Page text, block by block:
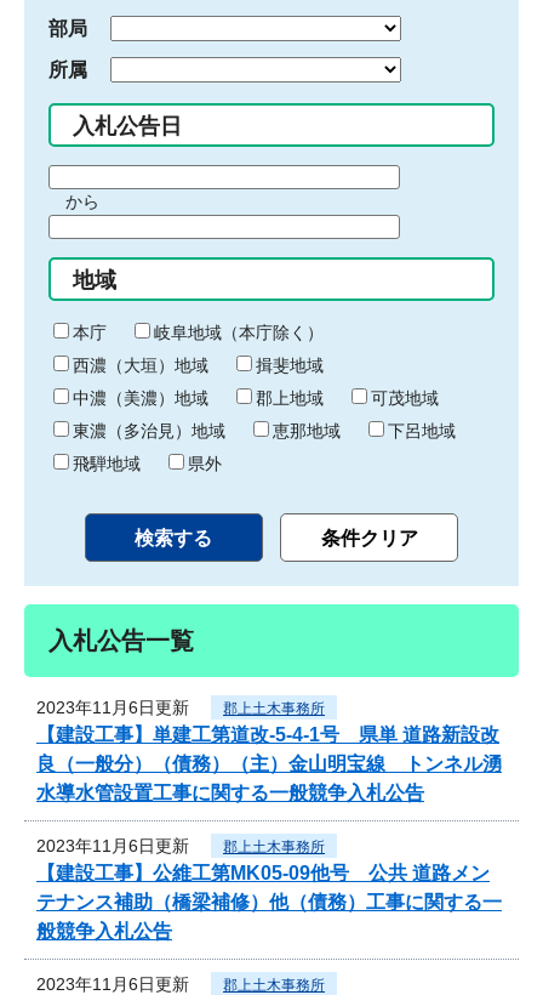
部局
所属
入札公告日
間
始
り
から
間
終
わ
り
地域
本庁
岐阜地域（本庁除く）
西濃（大垣）地域
揖斐地域
中濃（美濃）地域
郡上地域
可茂地域
東濃（多治見）地域
恵那地域
下呂地域
飛騨地域
県外
入札公告一覧
2023年11月6日更新 郡上土木事務所
【建設工事】単建工第道改-5-4-1号 県単 道路新設改
良（一般分）（債務）（主）金山明宝線 トンネル湧
水導水管設置工事に関する一般競争入札公告
2023年11月6日更新 郡上土木事務所
【建設工事】公維工第MK05-09他号 公共 道路メン
テナンス補助（橋梁補修）他（債務）工事に関する一
般競争入札公告
2023年11月6日更新 郡上土木事務所